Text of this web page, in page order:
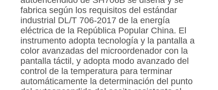
fabrica según los requisitos del estándar
industrial DL/T 706-2017 de la energía
eléctrica de la República Popular China. El
instrumento adopta tecnología y la pantalla a
color avanzadas del microordenador con la
pantalla táctil, y adopta modo avanzado del
control de la temperatura para terminar
automáticamente la determinación del punto